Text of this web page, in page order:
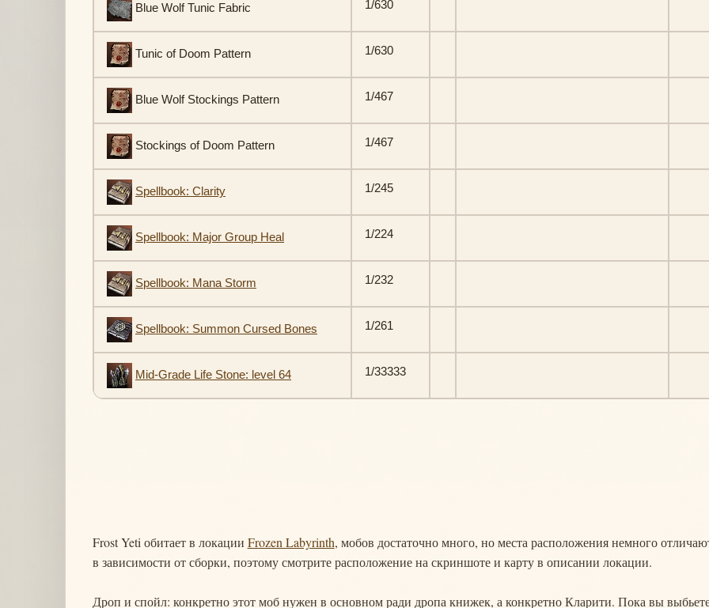
Blue Wolf Tunic Fabric 1/630
Tunic of Doom Pattern 1/630
Blue Wolf Stockings Pattern 1/467
Stockings of Doom Pattern 1/467
Spellbook: Clarity 1/245
Spellbook: Major Group Heal 1/224
Spellbook: Mana Storm 1/232
Spellbook: Summon Cursed Bones 1/261
Mid-Grade Life Stone: level 64 1/33333
Frost Yeti обитает в локации Frozen Labyrinth, мобов достаточно много, но места расположения немного
в зависимости от сборки, поэтому смотрите расположение на скриншоте и карту в описании локации.
Дроп и спойл: конкретно этот моб нужен в основном ради дропа книжек, а конкретно Кларити. Пока вы